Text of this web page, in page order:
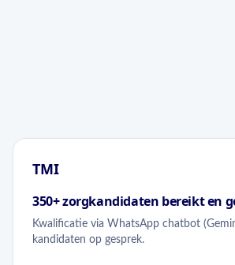
TMI
350+ zorgkandidaten bereikt en
Kwalificatie via WhatsApp chatbot
kandidaten op gesprek.